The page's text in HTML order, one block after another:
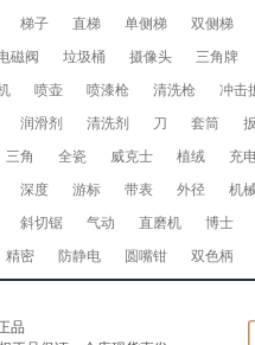
梯子 直梯 单侧梯 双侧梯
磁阀 垃圾桶 摄像头 三角牌
喷壶 喷漆枪 清洗枪 冲击
润滑剂 清洗剂 刀 套筒
三角 全瓷 威克士 植绒 充
深度 游标 带表 外径 机
斜切锯 气动 直磨机 博士
精密 防静电 圆嘴钳 双色柄
品